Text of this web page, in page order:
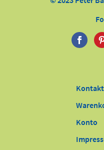
Kontakt
Konto